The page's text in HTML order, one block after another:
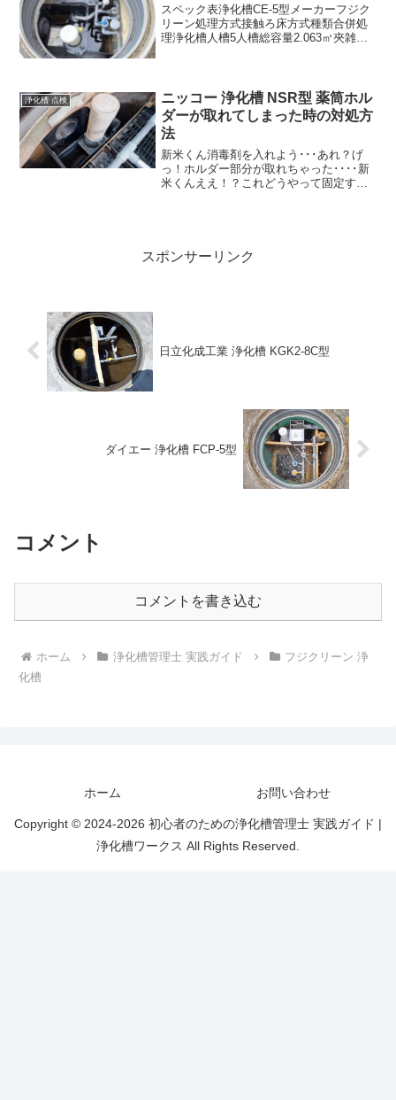
スペック表浄化槽CE-5型メーカーフジク
リーン処理方式接触ろ床方式種類合併処
理浄化槽人槽5人槽総容量2.063㎥夾雑物
浄化槽 点検
ニッコー 浄化槽 NSR型 薬筒ホル
ダーが取れてしまった時の対処方
法
新米くん消毒剤を入れよう･･･あれ？げ
っ！ホルダー部分が取れちゃった････新
米くんええ！？これどうやって固定すれ
スポンサーリンク
日立化成工業 浄化槽 KGK2-8C型
ダイエー 浄化槽 FCP-5型
コメント
コメントを書き込む
ホーム 浄化槽管理士 実践ガイド
フジクリーン 浄
化槽
ホーム お問い合わせ
Copyright © 2024-2026 初心者のための浄化槽管理士 実践ガイド |
浄化槽ワークス All Rights Reserved.